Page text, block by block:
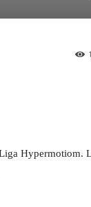
Hypermotiom.